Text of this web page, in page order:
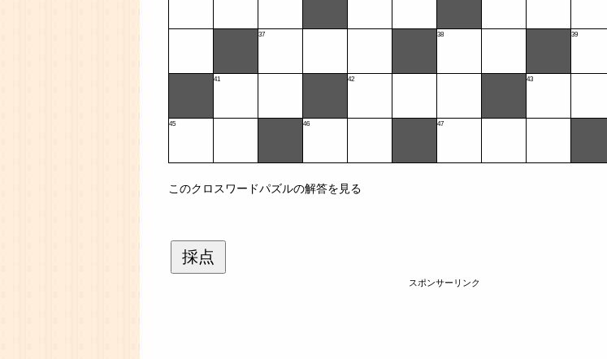
37 38 39
41 42 43
45 46 47
このクロスワードパズルの解答を見る
採点
スポンサーリンク